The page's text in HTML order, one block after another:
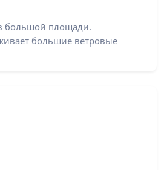
большой площади.
большие ветровые